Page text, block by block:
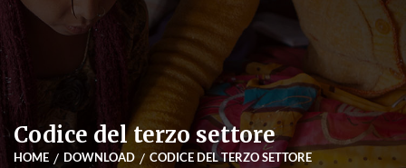
Codice del terzo settore
HOME DOWNLOAD CODICE DEL TERZO SETTORE